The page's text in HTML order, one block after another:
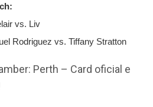
vs. Liv
Rodriguez vs. Tiffany Stratton